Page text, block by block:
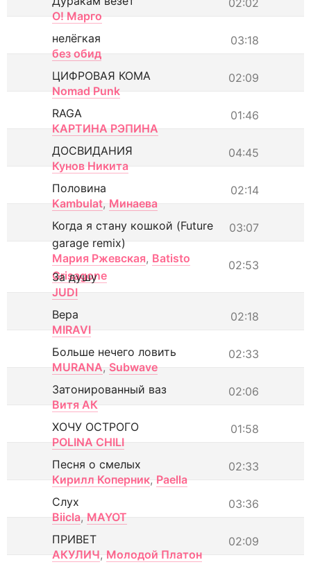
02:02
О! Марго
03:18
нелёгкая
без обид
02:09
ЦИФРОВАЯ КОМА
Nomad Punk
01:46
RAGA
КАРТИНА РЭПИНА
04:45
ДОСВИДАНИЯ
Кунов Никита
02:14
Половина
Kambulat, Минаева
03:07
Когда я стану кошкой (Future
garage remix)
Мария Ржевская, Batisto
Grisagone
02:53
За душу
JUDI
02:18
Вера
MIRAVI
02:33
Больше нечего ловить
MURANA, Subwave
02:06
Затонированный ваз
Витя АК
01:58
ХОЧУ ОСТРОГО
POLINA CHILI
02:33
Песня о смелых
Кирилл Коперник, Paella
03:36
Слух
Biicla, MAYOT
02:09
ПРИВЕТ
АКУЛИЧ, Молодой Платон